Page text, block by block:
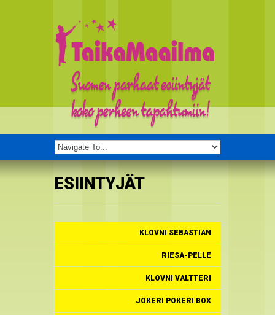
ESIINTYJÄT
KLOVNI SEBASTIAN
RIESA-PELLE
KLOVNI VALTTERI
JOKERI POKERI BOX